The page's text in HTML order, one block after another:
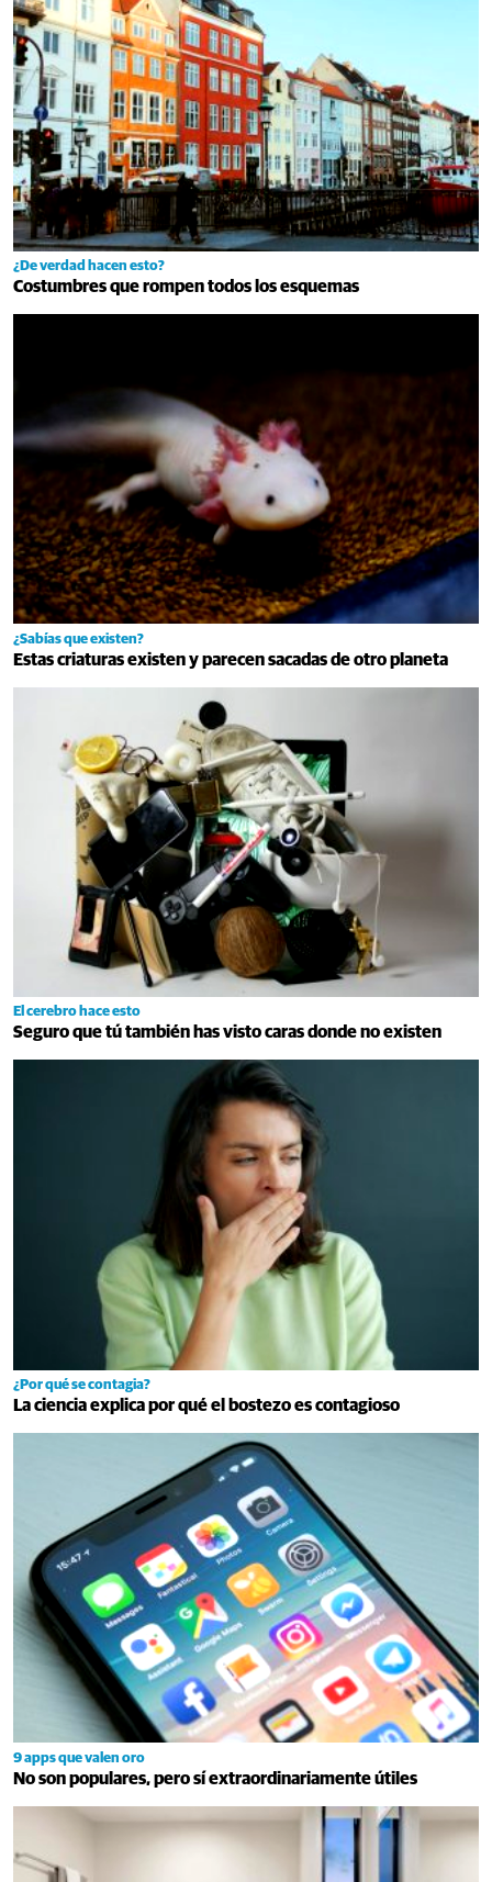
¿De verdad hacen esto?
Costumbres que rompen todos los esquemas
¿Sabías que existen?
Estas criaturas existen y parecen sacadas de otro planeta
El cerebro hace esto
Seguro que tú también has visto caras donde no existen
¿Por qué se contagia?
La ciencia explica por qué el bostezo es contagioso
9 apps que valen oro
No son populares, pero sí extraordinariamente útiles